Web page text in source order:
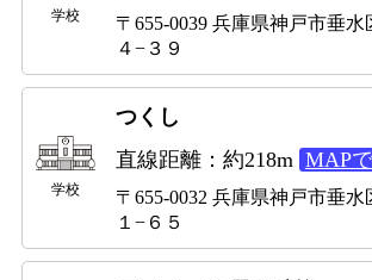
学校
〒655-0039 兵庫県神戸市垂水
４−３９
学校
つくし
直線距離：約218m MAP
〒655-0032 兵庫県神戸市垂水
１−６５